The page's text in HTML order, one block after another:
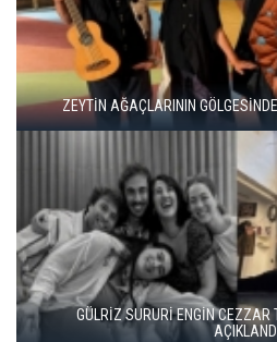
BBT’DE REKOR SEYİRCİ,
KISALAR, ÇAĞIN